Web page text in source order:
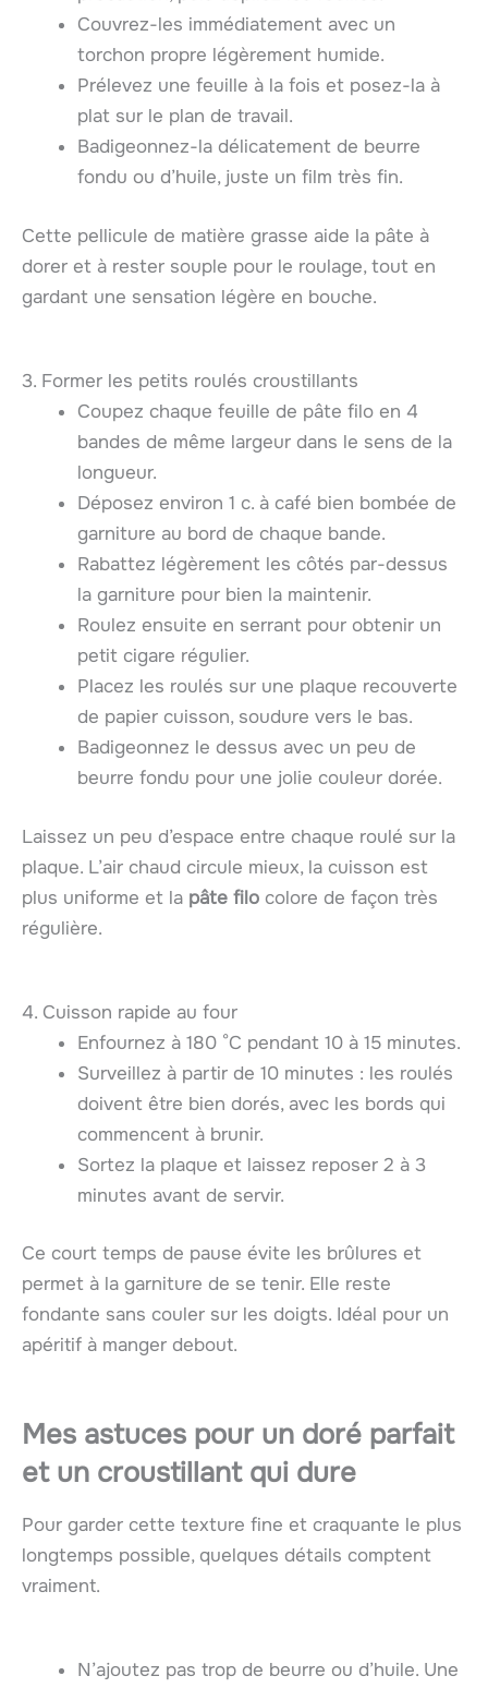
Couvrez-les immédiatement avec un
torchon propre légèrement humide.
Prélevez une feuille à la fois et posez-la à
plat sur le plan de travail.
Badigeonnez-la délicatement de beurre
fondu ou d’huile, juste un film très fin.
Cette pellicule de matière grasse aide la pâte à
dorer et à rester souple pour le roulage, tout en
gardant une sensation légère en bouche.
3. Former les petits roulés croustillants
Coupez chaque feuille de pâte filo en 4
bandes de même largeur dans le sens de la
longueur.
Déposez environ 1 c. à café bien bombée de
garniture au bord de chaque bande.
Rabattez légèrement les côtés par-dessus
la garniture pour bien la maintenir.
Roulez ensuite en serrant pour obtenir un
petit cigare régulier.
Placez les roulés sur une plaque recouverte
de papier cuisson, soudure vers le bas.
Badigeonnez le dessus avec un peu de
beurre fondu pour une jolie couleur dorée.
Laissez un peu d’espace entre chaque roulé sur la
plaque. L’air chaud circule mieux, la cuisson est
plus uniforme et la pâte filo colore de façon très
régulière.
4. Cuisson rapide au four
Enfournez à 180 °C pendant 10 à 15 minutes.
Surveillez à partir de 10 minutes : les roulés
doivent être bien dorés, avec les bords qui
commencent à brunir.
Sortez la plaque et laissez reposer 2 à 3
minutes avant de servir.
Ce court temps de pause évite les brûlures et
permet à la garniture de se tenir. Elle reste
fondante sans couler sur les doigts. Idéal pour un
apéritif à manger debout.
Mes astuces pour un doré parfait
et un croustillant qui dure
Pour garder cette texture fine et craquante le plus
longtemps possible, quelques détails comptent
vraiment.
N’ajoutez pas trop de beurre ou d’huile. Une